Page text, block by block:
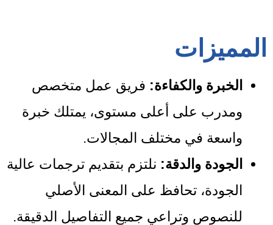
المميزات
الخبرة والكفاءة: فريق عمل متخصص
ومدرب على أعلى مستوى، يمتلك خبرة
واسعة في مختلف المجالات.
الجودة والدقة: نلتزم بتقديم ترجمات عالية
الجودة، تحافظ على المعنى الأصلي
للنصوص وتراعي جميع التفاصيل الدقيقة.